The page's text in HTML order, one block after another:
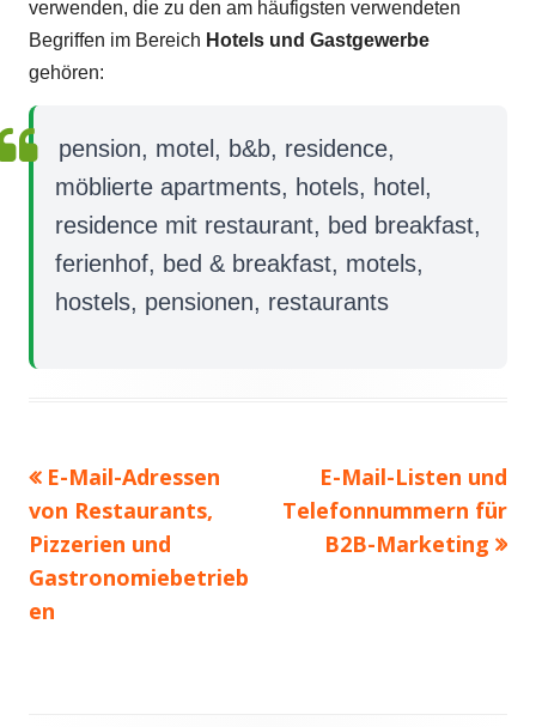
verwenden, die zu den am häufigsten verwendeten
Begriffen im Bereich Hotels und Gastgewerbe
gehören:
pension, motel, b&b, residence,
möblierte apartments, hotels, hotel,
residence mit restaurant, bed breakfast,
ferienhof, bed & breakfast, motels,
hostels, pensionen, restaurants
Beitrags-
Navigation
Vorheriger
Beitrag:
E-Mail-Adressen
von Restaurants,
Pizzerien und
Gastronomiebetrieb
en
Nächster
Beitrag
E-Mail-Listen und
Telefonnummern für
B2B-Marketing